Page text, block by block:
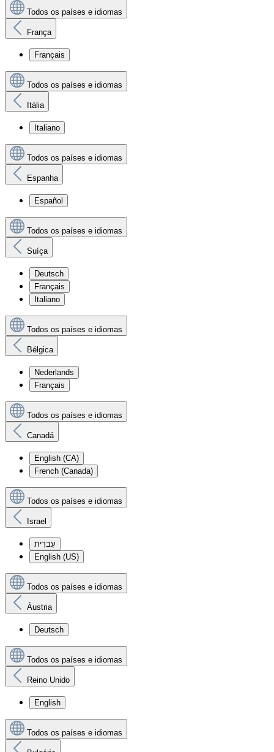
Todos os países e idiomas
França
Français
Todos os países e idiomas
Itália
Italiano
Todos os países e idiomas
Espanha
Español
Todos os países e idiomas
Suíça
Deutsch
Français
Italiano
Todos os países e idiomas
Bélgica
Nederlands
Français
Todos os países e idiomas
Canadá
English (CA)
French (Canada)
Todos os países e idiomas
Israel
עִברִית
English (US)
Todos os países e idiomas
Áustria
Deutsch
Todos os países e idiomas
Reino Unido
English
Todos os países e idiomas